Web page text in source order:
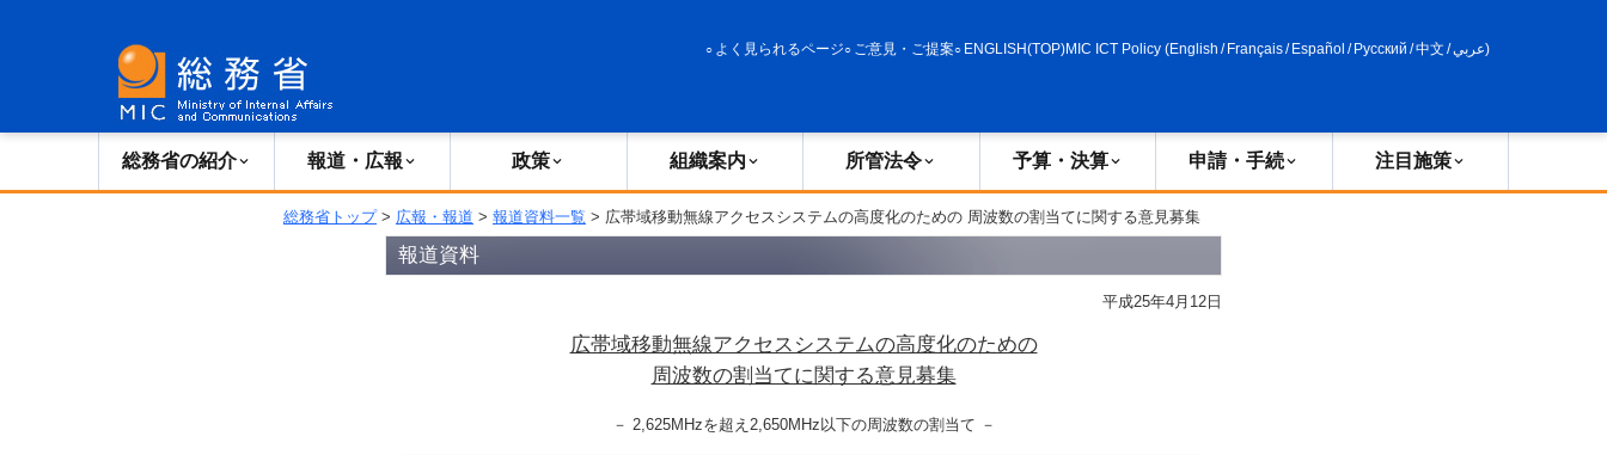
よく見られるページ ご意見・ご提案 ENGLISH(TOP)MIC ICT Policy (English / Français/ Español / Русский /中文 /عربي)
総務省の紹介 報道・広報 政策 組織案内 所管法令 予算・決算 申請・手続 注目施策
総務省トップ> 広報・報道 > 報道資料一覧 > 広帯域移動無線アクセスシステムの高度化のための 周波数の割当てに関する意見募集
報道資料
平成25年4月12日
広帯域移動無線アクセスシステムの高度化のための
周波数の割当てに関する意見募集
－ 2,625MHzを超え2,650MHz以下の周波数の割当て －